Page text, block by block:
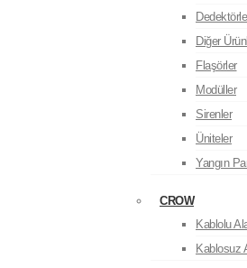
Diğer
Flaşörler
Modüller
Sirenler
Üniteler
Yangın
CROW
Kablolu
Kablosuz